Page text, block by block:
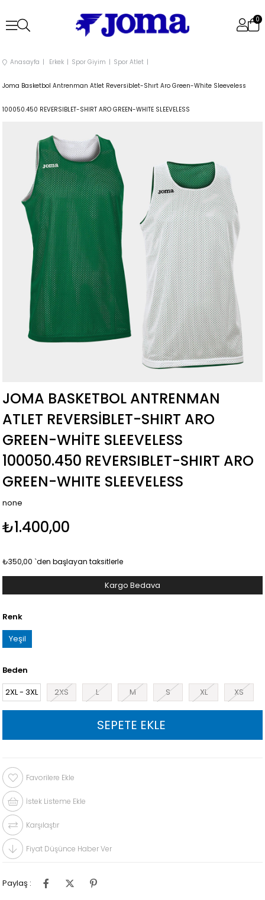
0
Anasayfa Erkek Spor Giyim Spor Atlet
Joma Basketbol Antrenman Atlet Reversiblet-Shırt Aro Green-White Sleeveless
100050.450 REVERSIBLET-SHIRT ARO GREEN-WHITE SLEEVELESS
JOMA BASKETBOL ANTRENMAN
ATLET REVERSIBLET-SHIRT ARO
GREEN-WHITE SLEEVELESS
100050.450 REVERSIBLET-SHIRT ARO
GREEN-WHITE SLEEVELESS
none
₺1.400,00
₺350,00 `den başlayan taksitlerle
Kargo Bedava
Renk
Yeşil
Beden
2XL - 3XL
2XS L M S XL XS
Favorilere Ekle
İstek Listeme Ekle
Karşılaştır
Fiyat Düşünce Haber Ver
Paylaş :